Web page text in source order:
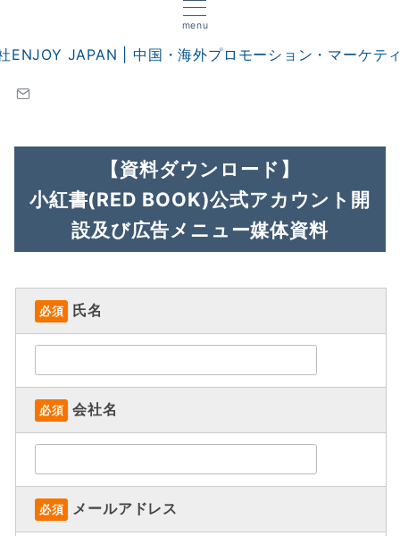
menu
【資料ダウンロード】
小紅書(RED BOOK)公式アカウント 開
設及び広告メニュー媒体資料
必須 氏名
必須 会社名
必須 メールアドレス